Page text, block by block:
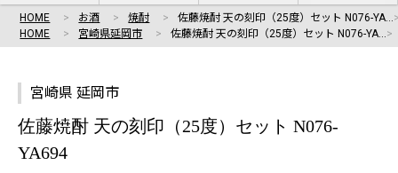
HOME お酒 焼酎
佐藤焼酎 天の刻印（25度）セット N076-YA…
HOME
宮崎県延岡市 佐藤焼酎 天の刻印（25度）セット N076-YA…
宮崎県 延岡市
佐藤焼酎 天の刻印（25度）セット N076-
YA694